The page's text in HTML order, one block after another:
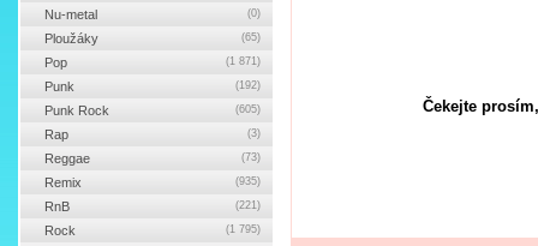
Čekejte
Nu-metal (0)
Ploužáky (65)
Pop (1 871)
Punk (192)
Punk Rock (605)
Rap (3)
Reggae (73)
Remix (935)
RnB (221)
Rock (1 795)